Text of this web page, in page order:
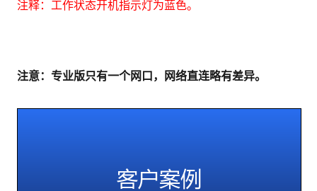
注释：工作状态开机指示灯为蓝色。
注意：专业版只有一个网口，网络直连略有差异。